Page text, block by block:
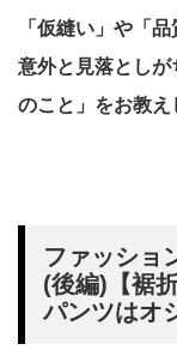
「仮縫い」や「
意外と見落とし
のこと」をお教え
ファッショ
(後編)【裾
パンツはオ